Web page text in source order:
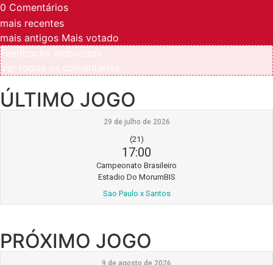
0 Comentários
mais recentes
mais antigos Mais votado
ÚLTIMO JOGO
29 de julho de 2026
(21)
17:00
Campeonato Brasileiro
Estadio Do MorumBIS
Sao Paulo x Santos
PRÓXIMO JOGO
9 de agosto de 2026